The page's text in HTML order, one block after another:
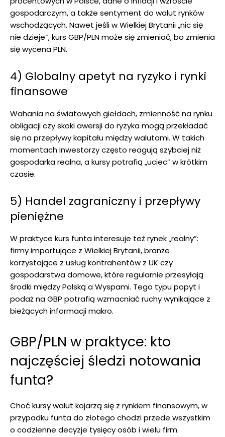
gospodarczym, a także sentyment do walut rynków
wschodzących. Nawet jeśli w Wielkiej Brytanii „nic się
nie dzieje”, kurs GBP/PLN może się zmieniać, bo zmienia
się wycena PLN.
4) Globalny apetyt na ryzyko i rynki
finansowe
Wahania na światowych giełdach, zmienność na rynku
obligacji czy skoki awersji do ryzyka mogą przekładać
się na przepływy kapitału między walutami. W takich
momentach inwestorzy często reagują szybciej niż
gospodarka realna, a kursy potrafią „uciec” w krótkim
czasie.
5) Handel zagraniczny i przepływy
pieniężne
W praktyce kurs funta interesuje też rynek „realny”:
firmy importujące z Wielkiej Brytanii, branże
korzystające z usług kontrahentów z UK czy
gospodarstwa domowe, które regularnie przesyłają
środki między Polską a Wyspami. Tego typu popyt i
podaż na GBP potrafią wzmacniać ruchy wynikające z
bieżących informacji makro.
GBP/PLN w praktyce: kto
najczęściej śledzi notowania
funta?
Choć kursy walut kojarzą się z rynkiem finansowym, w
przypadku funta do złotego chodzi przede wszystkim
o codzienne decyzje tysięcy osób i wielu firm.